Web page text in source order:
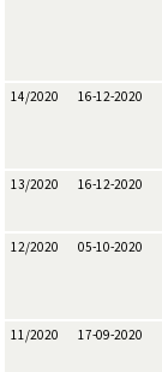
14/2020 16-12-2020
13/2020 16-12-2020
12/2020 05-10-2020
11/2020 17-09-2020